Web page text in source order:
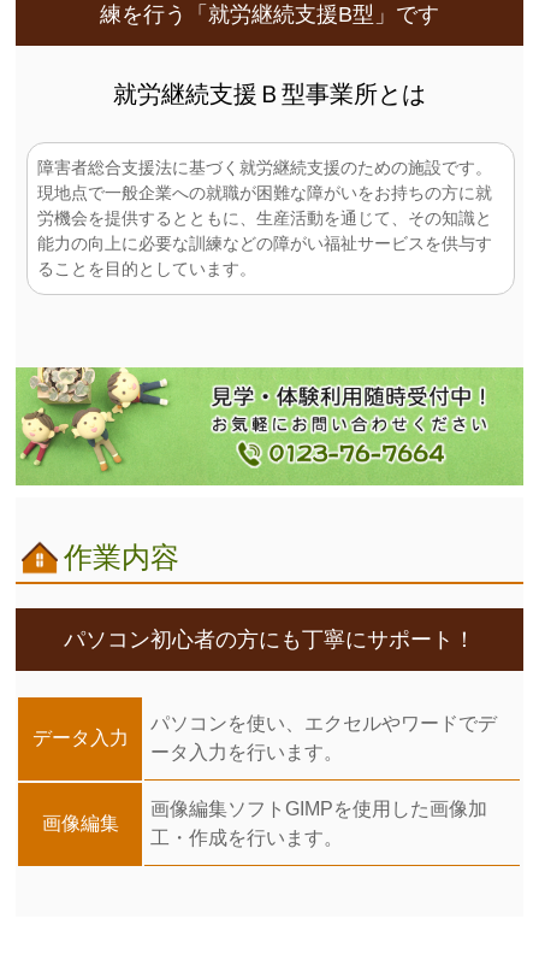
練を行う「就労継続支援B型」です
就労継続支援Ｂ型事業所とは
障害者総合支援法に基づく就労継続支援のための施設です。
現地点で一般企業への就職が困難な障がいをお持ちの方に就
労機会を提供するとともに、生産活動を通じて、その知識と
能力の向上に必要な訓練などの障がい福祉サービスを供与す
ることを目的としています。
作業内容
パソコン初心者の方にも丁寧にサポート！
データ入力
パソコンを使い、エクセルやワードでデ
ータ入力を行います。
画像編集
画像編集ソフトGIMPを使用した画像加
工・作成を行います。